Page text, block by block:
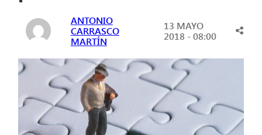
ANTONIO
CARRASCO
MARTÍN
13 MAYO
2018 - 08:00